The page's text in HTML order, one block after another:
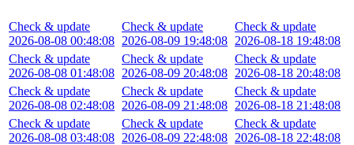
Check & update
2026-08-08 00:48:08
Check & update
2026-08-08 01:48:08
Check & update
2026-08-08 02:48:08
Check & update
2026-08-08 03:48:08
Check & update
2026-08-09 19:48:08
Check & update
2026-08-09 20:48:08
Check & update
2026-08-09 21:48:08
Check & update
2026-08-09 22:48:08
Check & update
2026-08-18 19:48:08
Check & update
2026-08-18 20:48:08
Check & update
2026-08-18 21:48:08
Check & update
2026-08-18 22:48:08